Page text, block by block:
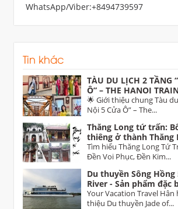
WhatsApp/Viber:+8494739597
Tin khác
TÀU DU LỊCH 2 TẦNG
Ô” – THE HANOI
di sản độc đáo dịp 30/
Nội – Từ Sơn (Bắc Ninh)
🌟 Giới thiệu chung Tàu
Nội 5 Cửa Ô” – The...
Thăng Long tứ trấn:
thiêng ở thành Thăng
Tìm hiểu Thăng Long Tứ
Đền Voi Phục, Đền Kim...
Du thuyền Sông Hồng
River - Sản phẩm đặc
Nội
Your Vacation Travel
thiệu Du thuyền Jade of...